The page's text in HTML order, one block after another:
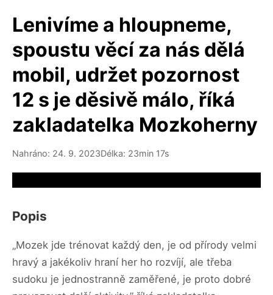
Lenivíme a hloupneme,
spoustu věcí za nás dělá
mobil, udržet pozornost
12 s je děsivě málo, říká
zakladatelka Mozkoherny
Nahráno: 24. 9. 2023Délka: 23min 17s
Popis
„Mozek jde trénovat každý den, je od přírody velmi
hravý a jakékoliv hraní her ho rozvíjí, ale třeba
sudoku je jednostranně zaměřené, je proto dobré